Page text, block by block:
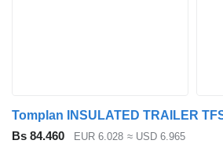
Bs 84.460 EUR 6.028 ≈ USD 6.965